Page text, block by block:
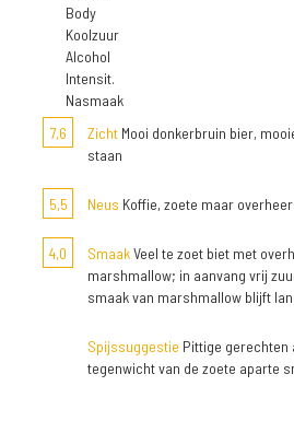
Body
Koolzuur
Alcohol
Intensit.
Nasmaak
7,6
Zicht Mooi donkerbruin bier,
staan
5,5 Neus Koffie, zoete maar
4,0 SmaakVeel te zoet biet met
marshmallow; in aanvang vrij
smaak van marshmallow blijft
Spijssuggestie Pittige gerechten
tegenwicht van de zoete aparte